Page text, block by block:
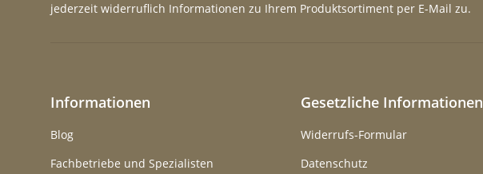
jederzeit widerruflich Informationen zu Ihrem Produktsortiment per E-Mail zu.
Informationen
Blog
Fachbetriebe und Spezialisten
Gesetzliche Informationen
Widerrufs-Formular
Datenschutz